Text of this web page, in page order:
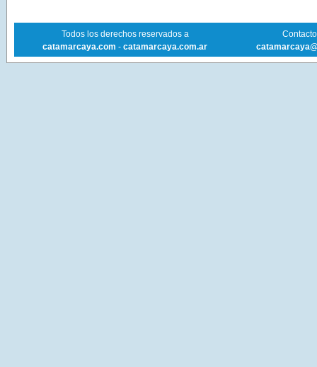
Todos los derechos reservados a
catamarcaya.com - catamarcaya.com.ar